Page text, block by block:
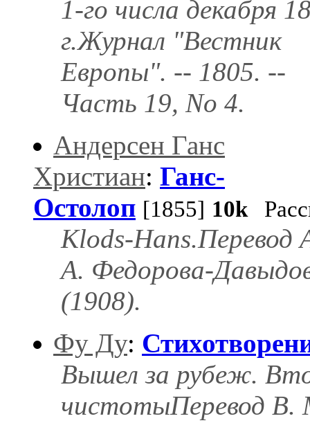
1-го числа декабря
г.Журнал "Вестник
Европы". -- 1805. --
Часть 19, No 4.
Андерсен Ганс
Христиан: Ганс-
Остолоп [1855] 10k
Klods-Hans.Перевод
А. Федорова-
(1908).
Фу Ду:
Вышел за рубеж.
чистотыПеревод В.